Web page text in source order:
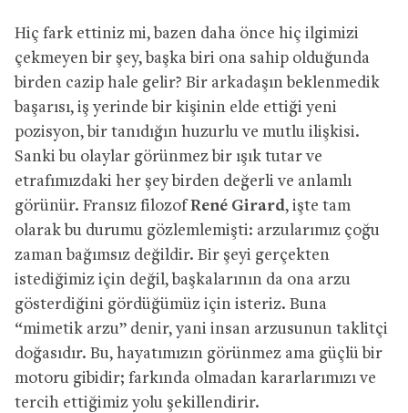
Hiç fark ettiniz mi, bazen daha önce hiç ilgimizi
çekmeyen bir şey, başka biri ona sahip olduğunda
birden cazip hale gelir? Bir arkadaşın beklenmedik
başarısı, iş yerinde bir kişinin elde ettiği yeni
pozisyon, bir tanıdığın huzurlu ve mutlu ilişkisi.
Sanki bu olaylar görünmez bir ışık tutar ve
etrafımızdaki her şey birden değerli ve anlamlı
görünür. Fransız filozofRené Girard, işte tam
olarak bu durumu gözlemlemişti: arzularımız çoğu
zaman bağımsız değildir. Bir şeyi gerçekten
istediğimiz için değil, başkalarının da ona arzu
gösterdiğini gördüğümüz için isteriz. Buna
“mimetik arzu” denir, yani insan arzusunun taklitçi
doğasıdır. Bu, hayatımızın görünmez ama güçlü bir
motoru gibidir; farkında olmadan kararlarımızı ve
tercih ettiğimiz yolu şekillendirir.